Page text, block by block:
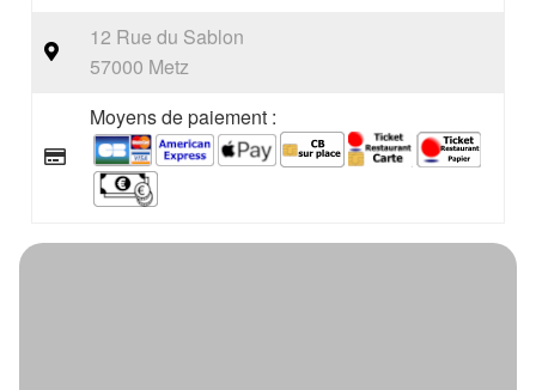
12 Rue du Sablon
57000 Metz
Moyens de paiement :